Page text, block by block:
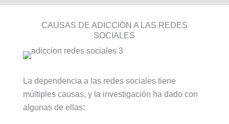
CAUSAS DE ADICCIÓN A LAS REDES
SOCIALES
La dependencia a las redes sociales tiene
múltiples causas, y la investigación ha dado con
algunas de ellas: